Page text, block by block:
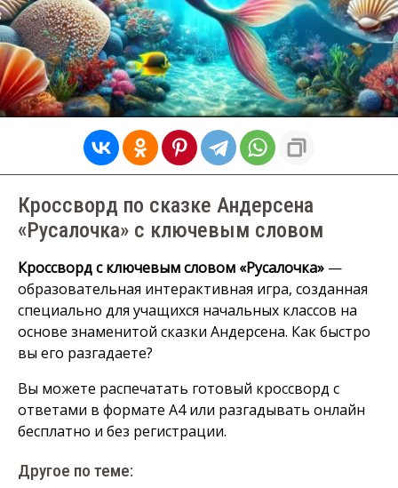
Кроссворд по сказке Андерсена
«Русалочка» с ключевым словом
Кроссворд с ключевым словом «Русалочка» —
образовательная интерактивная игра, созданная
специально для учащихся начальных классов на
основе знаменитой сказки Андерсена. Как быстро
вы его разгадаете?
Вы можете распечатать готовый кроссворд с
ответами в формате А4 или разгадывать онлайн
бесплатно и без регистрации.
Другое по теме: